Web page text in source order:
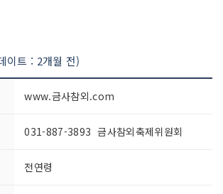
이트 : 2개월 전)
www.금사참외.com
031-887-3893 금사참외축제위원회
전연령